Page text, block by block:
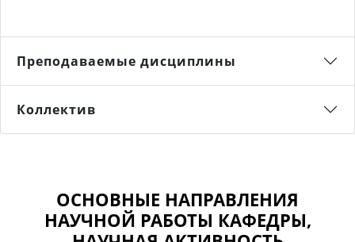
Преподаваемые дисциплины
Коллектив
ОСНОВНЫЕ НАПРАВЛЕНИЯ
НАУЧНОЙ РАБОТЫ КАФЕДРЫ,